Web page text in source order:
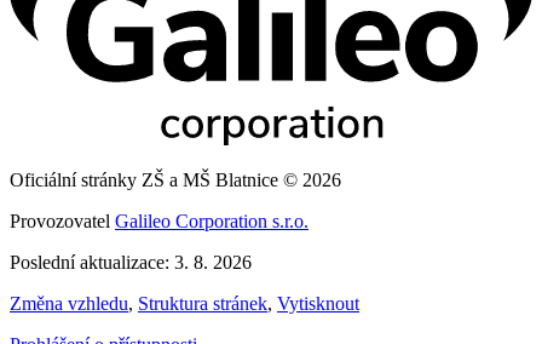
Oficiální stránky ZŠ a MŠ Blatnice © 2026
Provozovatel Galileo Corporation s.r.o.
Poslední aktualizace: 3. 8. 2026
Změna vzhledu, Struktura stránek, Vytisknout